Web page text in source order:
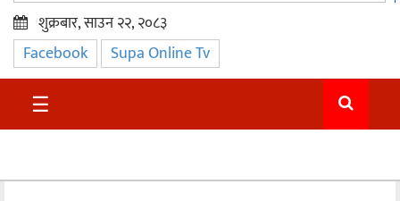
प्रमुख
समाचार
सुदुर
शुक्रबार, साउन २२, २०८३
Facebook Supa Online Tv
☰